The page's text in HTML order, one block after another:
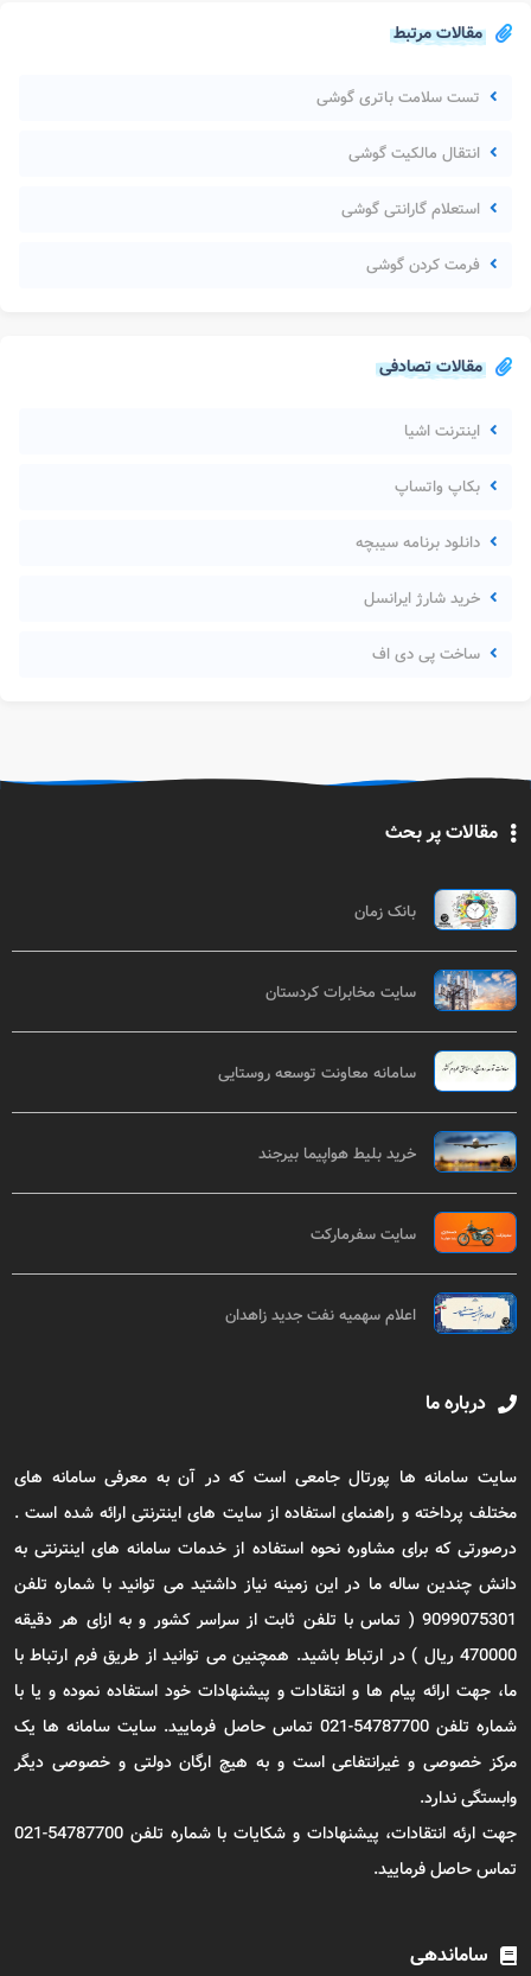
مقالات مرتبط
تست سلامت باتری گوشی
انتقال مالکیت گوشی
استعلام گارانتی گوشی
فرمت کردن گوشی
مقالات تصادفی
اینترنت اشیا
بکاپ واتساپ
دانلود برنامه سیبچه
خرید شارژ ایرانسل
ساخت پی دی اف
مقالات پر بحث
بانک زمان
سایت مخابرات کردستان
سامانه معاونت توسعه روستایی
خرید بلیط هواپیما بیرجند
سایت سفرمارکت
اعلام سهمیه نفت جدید زاهدان
درباره ما
سایت سامانه ها پورتال جامعی است که در آن به معرفی سامانه های
مختلف پرداخته و راهنمای استفاده از سایت های اینترنتی ارائه شده است .
درصورتی که برای مشاوره نحوه استفاده از خدمات سامانه های اینترنتی به
دانش چندین ساله ما در این زمینه نیاز داشتید می توانید با شماره تلفن
9099075301 ( تماس با تلفن ثابت از سراسر کشور و به ازای هر دقیقه
470000 ریال ) در ارتباط باشید. همچنین می توانید از طریق فرم ارتباط با
ما، جهت ارائه پیام ها و انتقادات و پیشنهادات خود استفاده نموده و یا با
شماره تلفن 54787700-021 تماس حاصل فرمایید. سایت سامانه ها یک
مرکز خصوصی و غیرانتفاعی است و به هیچ ارگان دولتی و خصوصی دیگر
وابستگی ندارد.
جهت ارئه انتقادات، پیشنهادات و شکایات با شماره تلفن 54787700-021
تماس حاصل فرمایید.
ساماندهی